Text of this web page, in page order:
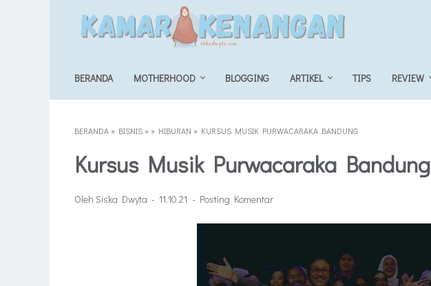
BERANDA MOTHERHOOD BLOGGING ARTIKEL TIPS REVIEW
BERANDA » BISNIS » » HIBURAN » KURSUS MUSIK PURWACARAKA BANDUNG
Kursus Musik Purwacaraka Bandung
Oleh Siska Dwyta 11.10.21 Posting Komentar